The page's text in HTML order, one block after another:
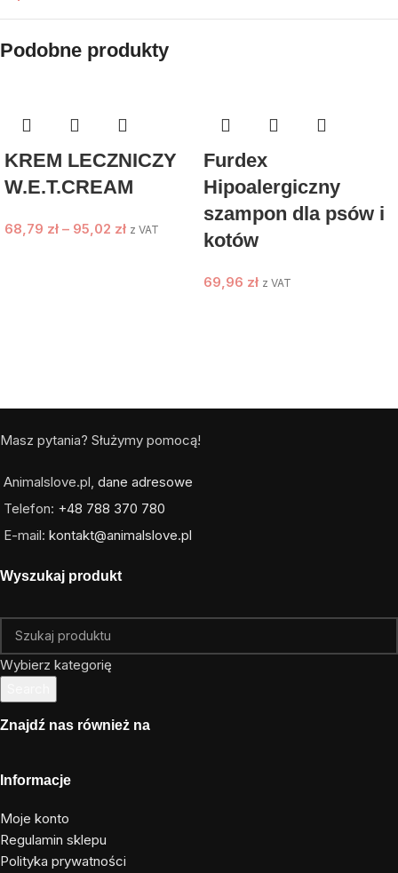
Podobne produkty
KREM LECZNICZY
W.E.T.CREAM
68,79 zł – 95,02 zł z VAT
Furdex
Hipoalergiczny
szampon dla psów i
kotów
69,96 zł z VAT
Masz pytania? Służymy pomocą!
Animalslove.pl, dane adresowe
Telefon: +48 788 370 780
E-mail: kontakt@animalslove.pl
Wyszukaj produkt
Wybierz kategorię
Znajdź nas również na
Informacje
Moje konto
Regulamin sklepu
Polityka prywatności